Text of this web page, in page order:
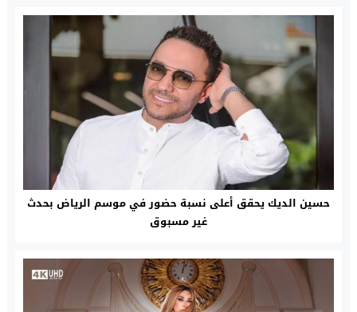
حسين الديك يحقق أعلى نسبة حضور في موسم الرياض بحدث
غير مسبوق